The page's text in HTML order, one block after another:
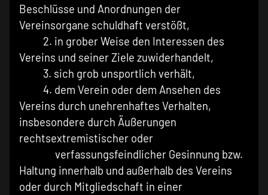
Beschlüsse und Anordnungen der
Vereinsorgane schuldhaft verstößt,
2. in grober Weise den Interessen des
Vereins und seiner Ziele zuwiderhandelt,
3. sich grob unsportlich verhält,
4. dem Verein oder dem Ansehen des
Vereins durch unehrenhaftes Verhalten,
insbesondere durch Äußerungen
rechtsextremistischer oder
verfassungsfeindlicher Gesinnung bzw.
Haltung innerhalb und außerhalb des Vereins
oder durch Mitgliedschaft in einer